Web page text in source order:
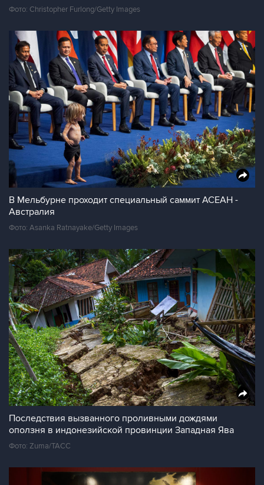
Фото: Christopher Furlong/Getty Images
В Мельбурне проходит специальный саммит АСЕАН -
Австралия
Фото: Asanka Ratnayake/Getty Images
Последствия вызванного проливными дождями
оползня в индонезийской провинции Западная Ява
Фото: Zuma/ТАСС